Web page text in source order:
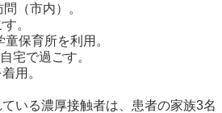
市内）。
。
育所を利用。
で過ごす。
用。
る濃厚接触者は、患者の家族3名